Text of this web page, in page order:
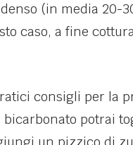
(in media 20-
caso, a fine
consigli per la
potrai